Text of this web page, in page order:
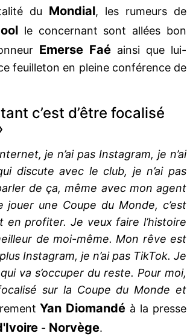
du Mondial, les rumeurs de
le concernant sont allées bon
Emerse Faé ainsi que lui-
feuilleton en pleine conférence de
c’est d’être focalisé
je n’ai pas Instagram, je n’ai
discute avec le club, je n’ai pas
de ça, même avec mon agent
jouer une Coupe du Monde, c’est
profiter. Je veux faire l’histoire
de moi-même. Mon rêve est
Instagram, je n’ai pas TikTok. Je
va s’occuper du reste. Pour moi,
sur la Coupe du Monde et
Yan Diomandé à la presse
- Norvège.